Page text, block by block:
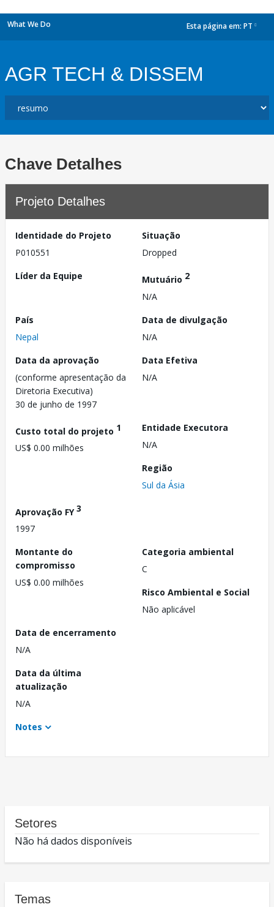
What We Do Esta página em: PT
AGR TECH & DISSEM
Chave Detalhes
Projeto Detalhes
Identidade do Projeto
P010551
Situação
Dropped
Líder da Equipe
Mutuário 2
N/A
País
Nepal
Data de divulgação
N/A
Data da aprovação
(conforme apresentação da
Diretoria Executiva)
30 de junho de 1997
Data Efetiva
N/A
Custo total do projeto 1
US$ 0.00 milhões
Entidade Executora
N/A
Região
Sul da Ásia
Aprovação FY3
1997
Montante do
compromisso
US$ 0.00 milhões
Categoria ambiental
C
Risco Ambiental e Social
Não aplicável
Data de encerramento
N/A
Data da última
atualização
N/A
Notes
Setores
Não há dados disponíveis
Temas